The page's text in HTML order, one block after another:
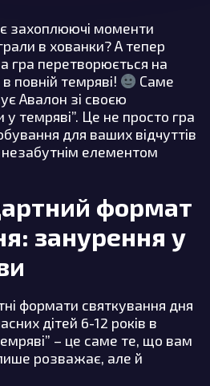
захоплюючі моменти
в хованки? А тепер
гра перетворюється на
повній темряві!
Саме
Авалон зі своєю
темряві”. Це не просто гра
для ваших відчуттів
незабутнім елементом
формат
занурення у
формати святкування дня
дітей 6-12 років в
– це саме те, що вам
розважає, але й